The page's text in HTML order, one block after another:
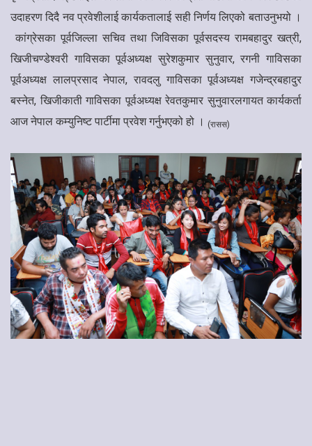
उदाहरण दिदै नव प्रवेशीलाई कार्यकतालाई सही निर्णय लिएको बताउनुभयो ।
कांग्रेसका पूर्वजिल्ला सचिव तथा जिविसका पूर्वसदस्य रामबहादुर खत्री,
खिजीचण्डेश्वरी गाविसका पूर्वअध्यक्ष सुरेशकुमार सुनुवार, रगनी गाविसका
पूर्वअध्यक्ष लालप्रसाद नेपाल, रावदलु गाविसका पूर्वअध्यक्ष गजेन्द्रबहादुर
बस्नेत, खिजीकाती गाविसका पूर्वअध्यक्ष रेवतकुमार सुनुवारलगायत कार्यकर्ता
आज नेपाल कम्युनिष्ट पार्टीमा प्रवेश गर्नुभएको हो ।
(रासस)